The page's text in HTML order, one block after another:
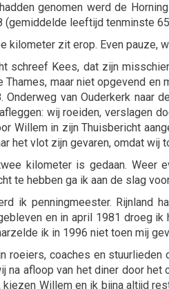
genomen werd de
(gemiddelde leeftijd tenminste
kilometer zit erop. Even pauze,
schreef Kees, dat zijn
Thames, maar niet opgevend
Onderweg van Ouderkerk naar
wij roeiden, verslagen
Willem in zijn Thuisbericht
het vlot zijn gevaren, omdat wij
kilometer is gedaan. Weer
te hebben ga ik aan de slag
ik penningmeester. Rijnland
en in april 1981 droeg
ik in 1996 niet toen mij
roeiers, coaches en
na afloop van het diner door
kiezen Willem en ik bijna altijd